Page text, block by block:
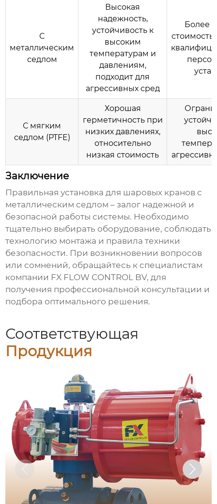
С
металлическим
седлом
Высокая
надежность,
устойчивость к
высоким
температурам и
давлениям,
подходит для
агрессивных сред
Более
С мягким
седлом (PTFE)
Хорошая
герметичность при
низких давлениях,
относительно
низкая стоимость
Заключение
Правильнаяустановка для шаровых кранов с
металлическим седлом – залог надежной и
безопасной работы системы. Необходимо
тщательно выбирать оборудование, соблюдать
технологию монтажа и правила техники
безопасности. При возникновении вопросов
или сомнений, обращайтесь к специалистам
компании FX FLOW CONTROL BV, для
получения профессиональной консультации и
подбора оптимального решения.
Соответствующая
Продукция